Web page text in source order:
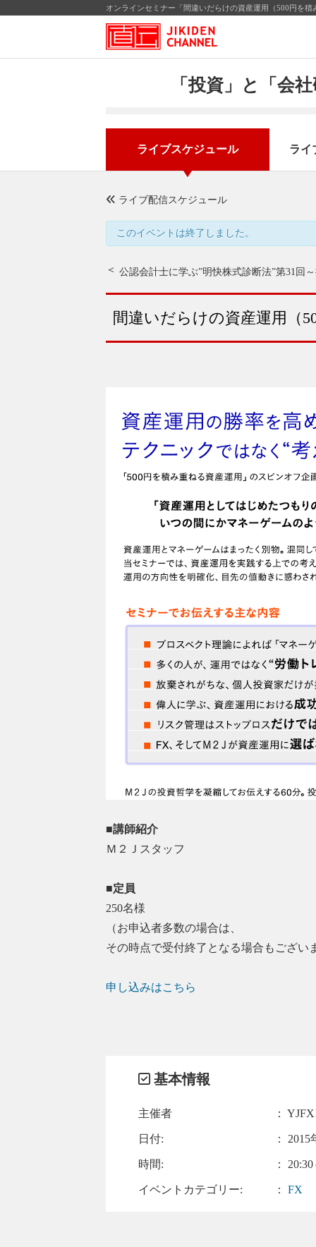
オンラインセミナー「間違いだらけの資産運用（500円を
「投資」と「会
ライブスケジュール ライ
ライブ配信スケジュール
このイベントは終了しました。
公認会計士に学ぶ”明快株式診断法”第31回
間違いだらけの資産運用（
■講師紹介
Ｍ２Ｊスタッフ
■定員
250名様
（お申込者多数の場合は、
その時点で受付終了となる場合もござい
申し込みはこちら
基本情報
主催者 ：
日付: ： 2015
時間: ：
イベントカテゴリー: ：FX